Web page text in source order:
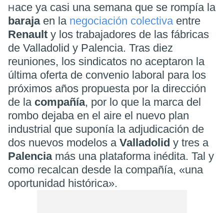
Hace ya casi una semana que se rompía la
baraja en la negociación colectivaentre
Renault y los trabajadores de las fábricas
de Valladolid y Palencia. Tras diez
reuniones, los sindicatos no aceptaron la
última oferta de convenio laboral para los
próximos años propuesta por la dirección
de la compañía, por lo que la marca del
rombo dejaba en el aire el nuevo plan
industrial que suponía la adjudicación de
dos nuevos modelos a Valladolid y tres a
Palencia más una plataforma inédita. Tal y
como recalcan desde la compañía, «una
oportunidad histórica».